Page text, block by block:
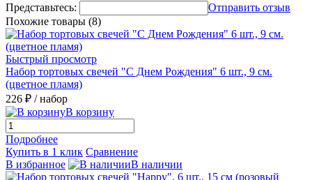
Представьтесь:
Отправить отзыв
Похожие товары (8)
Быстрый просмотр
Набор тортовых свечей "С Днем Рождения" 6 шт., 9 см.
(цветное пламя)
226 ₽ / набор
В корзину
Подробнее
Купить в 1 клик Сравнение
В избранное
В наличии